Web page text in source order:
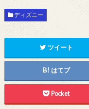
ディズニー
ツイート
はてブ
Pocket